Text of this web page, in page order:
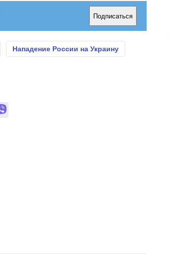
Подписаться
Нападение России на Украину